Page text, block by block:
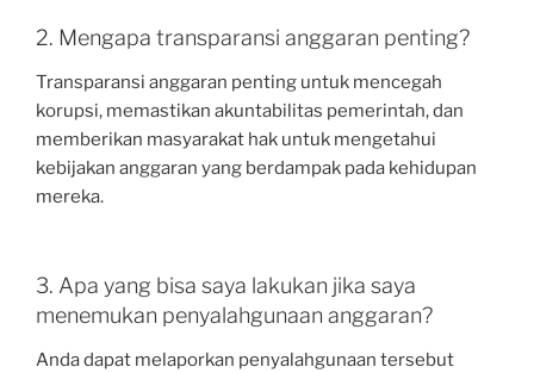
2. Mengapa transparansi anggaran penting?
Transparansi anggaran penting untuk mencegah
korupsi, memastikan akuntabilitas pemerintah, dan
memberikan masyarakat hak untuk mengetahui
kebijakan anggaran yang berdampak pada kehidupan
mereka.
3. Apa yang bisa saya lakukan jika saya
menemukan penyalahgunaan anggaran?
Anda dapat melaporkan penyalahgunaan tersebut